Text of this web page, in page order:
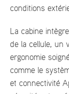
conditions
La cabine
de la cellule, un
ergonomie
comme le
et connectivité